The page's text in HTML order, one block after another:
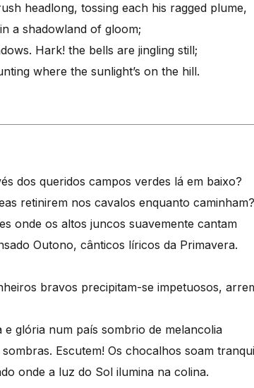
headlong, tossing each his ragged plume,
a shadowland of gloom;
Hark! the bells are jingling still;
where the sunlight’s on the hill.
dos queridos campos verdes lá em baixo?
retinirem nos cavalos enquanto caminham?
onde os altos juncos suavemente cantam
Outono, cânticos líricos da Primavera.
bravos precipitam-se impetuosos,
glória num país sombrio de melancolia
Escutem! Os chocalhos soam
onde a luz do Sol ilumina na colina.